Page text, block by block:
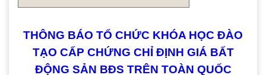
THÔNG BÁO TỔ CHỨC KHÓA HỌC ĐÀO
TẠO CẤP CHỨNG CHỈ ĐỊNH GIÁ BẤT
ĐỘNG SẢN BĐS TRÊN TOÀN QUỐC